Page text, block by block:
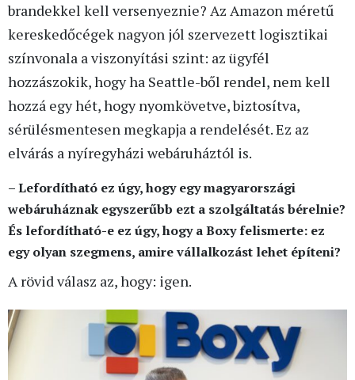
brandekkel kell versenyeznie? Az Amazon méretű
kereskedőcégek nagyon jól szervezett logisztikai
színvonala a viszonyítási szint: az ügyfél
hozzászokik, hogy ha Seattle-ből rendel, nem kell
hozzá egy hét, hogy nyomkövetve, biztosítva,
sérülésmentesen megkapja a rendelését. Ez az
elvárás a nyíregyházi webáruháztól is.
– Lefordítható ez úgy, hogy egy magyarországi
webáruháznak egyszerűbb ezt a szolgáltatás bérelnie?
És lefordítható-e ez úgy, hogy a Boxy felismerte: ez
egy olyan szegmens, amire vállalkozást lehet építeni?
A rövid válasz az, hogy: igen.